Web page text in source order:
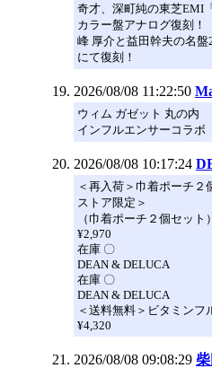
奇才、深町純の東芝EMI
カラー盤アナログ復刻！
峰 厚介と益田幹夫の名盤
にて復刻！
2026/08/08 11:22:50
ウィム ガゼット 丸の内
インフルエンサーコラボ
2026/08/08 10:17:24
＜再入荷＞巾着ポーチ２
ストア限定＞
（巾着ポーチ２個セット）
¥2,970
在庫 〇
DEAN & DELUCA
在庫 〇
DEAN & DELUCA
＜送料無料＞ビタミンフ
¥4,320
2026/08/08 09:08:29